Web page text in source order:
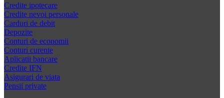
Credite ipotecare
Credite nevoi personale
Carduri de debit
Depozite
Conturi de economii
Conturi curente
Aplicatii bancare
Credite IFN
Asigurari de viata
Pensii private